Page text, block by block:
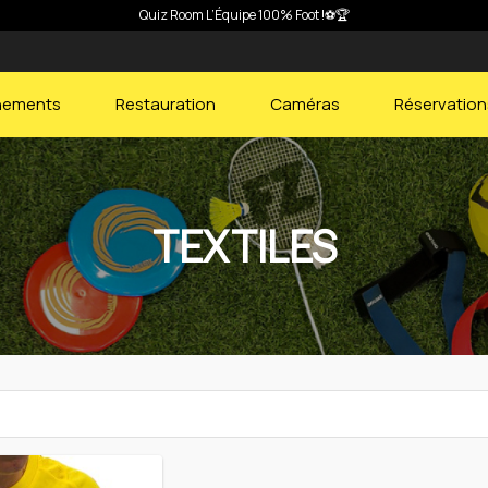
🍹Thés glacés et citronnades « JOMO » débarquent à l’AF Park pour l’été !
Restauration Caméras
TEXTILES